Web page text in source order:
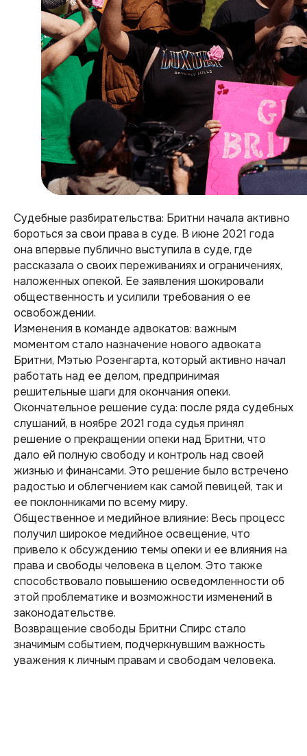
Судебные разбирательства: Бритни начала активно
бороться за свои права в суде. В июне 2021 года
она впервые публично выступила в суде, где
рассказала о своих переживаниях и ограничениях,
наложенных опекой. Ее заявления шокировали
общественность и усилили требования о ее
освобождении.
Изменения в команде адвокатов: важным
моментом стало назначение нового адвоката
Бритни, Мэтью Розенгарта, который активно начал
работать над ее делом, предпринимая
решительные шаги для окончания опеки.
Окончательное решение суда: после ряда судебных
слушаний, в ноябре 2021 года судья принял
решение о прекращении опеки над Бритни, что
дало ей полную свободу и контроль над своей
жизнью и финансами. Это решение было встречено
радостью и облегчением как самой певицей, так и
ее поклонниками по всему миру.
Общественное и медийное влияние: Весь процесс
получил широкое медийное освещение, что
привело к обсуждению темы опеки и ее влияния на
права и свободы человека в целом. Это также
способствовало повышению осведомленности об
этой проблематике и возможности изменений в
законодательстве.
Возвращение свободы Бритни Спирс стало
значимым событием, подчеркнувшим важность
уважения к личным правам и свободам человека.